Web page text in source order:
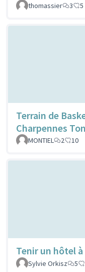
thomassier 3 5
Terrain de
Charpennes
MONTIEL 2 10
Tenir un hôtel
Sylvie Orkisz
5